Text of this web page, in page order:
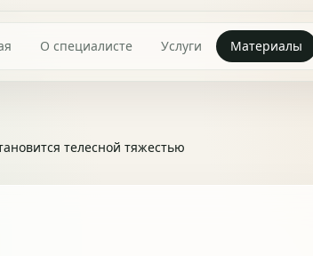
О специалисте Услуги Материалы
телесной тяжестью